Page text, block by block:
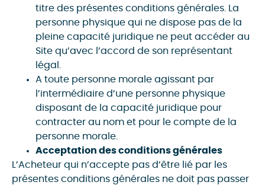
titre des présentes conditions générales. La
personne physique qui ne dispose pas de la
pleine capacité juridique ne peut accéder au
Site qu’avec l’accord de son représentant
légal.
A toute personne morale agissant par
l’intermédiaire d’une personne physique
disposant de la capacité juridique pour
contracter au nom et pour le compte de la
personne morale.
Acceptation des conditions générales
L’Acheteur qui n’accepte pas d’être lié par les
présentes conditions générales ne doit pas passer